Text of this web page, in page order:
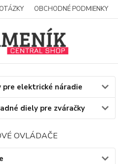
OBCHODNÉ PODMIENKY
pre elektrické náradie
diely pre zváračky
OVLÁDAČE